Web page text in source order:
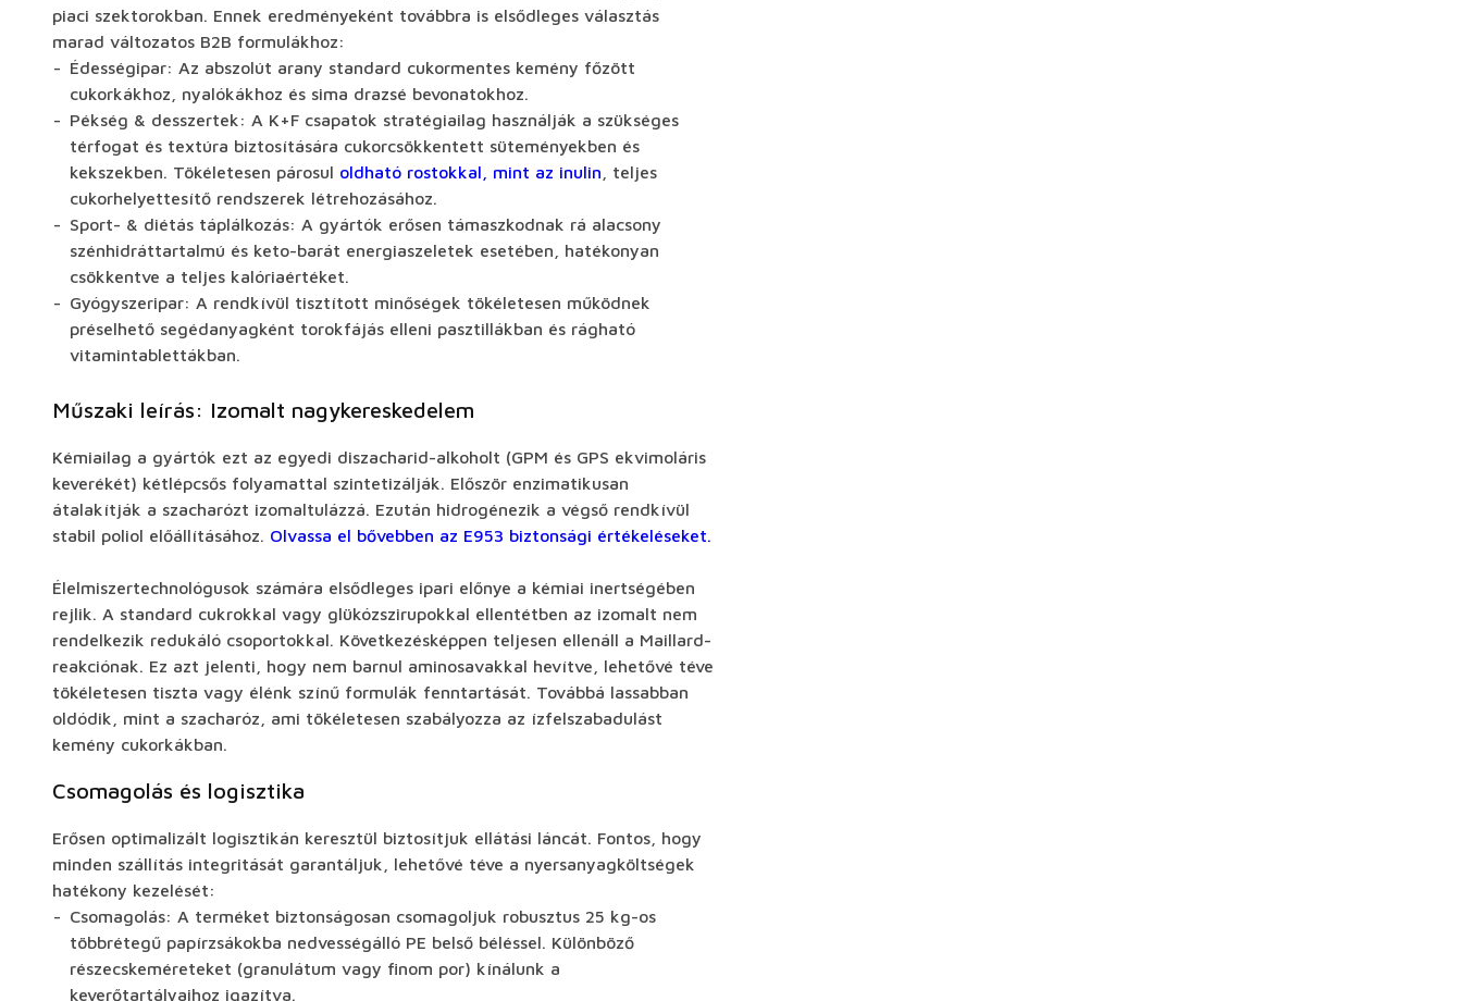
piaci szektorokban. Ennek eredményeként továbbra is elsődleges választás
marad változatos B2B formulákhoz:
Édességipar: Az abszolút arany standard cukormentes kemény főzött
cukorkákhoz, nyalókákhoz és sima drazsé bevonatokhoz.
Pékség & desszertek: A K+F csapatok stratégiailag használják a szükséges
térfogat és textúra biztosítására cukorcsökkentett süteményekben és
kekszekben. Tökéletesen párosul oldható rostokkal, mint az inulin , teljes
cukorhelyettesítő rendszerek létrehozásához.
Sport- & diétás táplálkozás: A gyártók erősen támaszkodnak rá alacsony
szénhidráttartalmú és keto-barát energiaszeletek esetében, hatékonyan
csökkentve a teljes kalóriaértéket.
Gyógyszeripar: A rendkívül tisztított minőségek tökéletesen működnek
préselhető segédanyagként torokfájás elleni pasztillákban és rágható
vitamintablettákban.
Műszaki leírás: Izomalt nagykereskedelem
Kémiailag a gyártók ezt az egyedi diszacharid-alkoholt (GPM és GPS ekvimoláris
keverékét) kétlépcsős folyamattal szintetizálják. Először enzimatikusan
átalakítják a szacharózt izomaltulázzá. Ezután hidrogénezik a végső rendkívül
stabil poliol előállításához. Olvassa el bővebben az E953 biztonsági értékeléseket.
Élelmiszertechnológusok számára elsődleges ipari előnye a kémiai inertségében
rejlik. A standard cukrokkal vagy glükózszirupokkal ellentétben az izomalt nem
rendelkezik redukáló csoportokkal. Következésképpen teljesen ellenáll a Maillard-
reakciónak. Ez azt jelenti, hogy nem barnul aminosavakkal hevítve, lehetővé téve
tökéletesen tiszta vagy élénk színű formulák fenntartását. Továbbá lassabban
oldódik, mint a szacharóz, ami tökéletesen szabályozza az ízfelszabadulást
kemény cukorkákban.
Csomagolás és logisztika
Erősen optimalizált logisztikán keresztül biztosítjuk ellátási láncát. Fontos, hogy
minden szállítás integritását garantáljuk, lehetővé téve a nyersanyagköltségek
hatékony kezelését:
Csomagolás: A terméket biztonságosan csomagoljuk robusztus 25 kg-os
többrétegű papírzsákokba nedvességálló PE belső béléssel. Különböző
részecskeméreteket (granulátum vagy finom por) kínálunk a
keverőtartályaihoz igazítva.